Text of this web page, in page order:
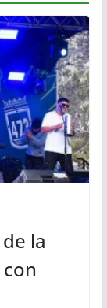
la